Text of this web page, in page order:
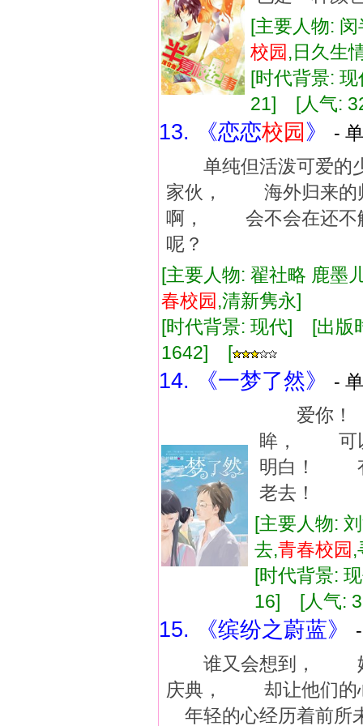
[主要人物:
校园,日久
[时代背景:
21] [人气:
13. 《恋恋校园 》
-
单纯但活泼可爱的
家伙， 海外归来的
啊， 会不会在还不
呢？
[主要人物: 翟社略 鹿
春校园,清新隽永]
[时代背景: 现代] [出
1642] [
14. 《一梦了然》
-
爱你！
眸， 可以
明白！ 有
老去！
[主要人物:
去,青春校园
[时代背景:
16] [人气:
15. 《缤纷之蔚蓝》
谁又会想到， 她
庆典， 却让他们的
年轻的心经历着前